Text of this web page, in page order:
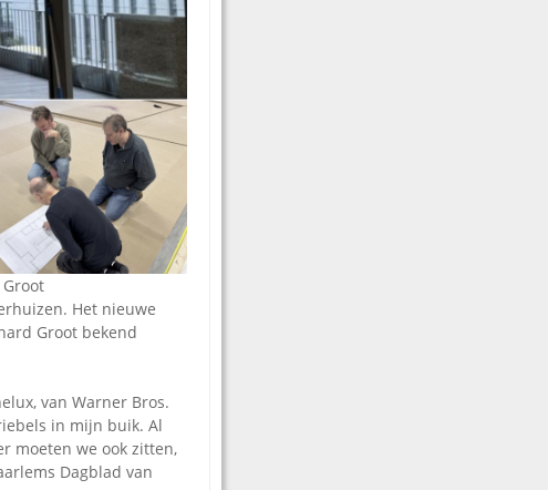
Het nieuwe
Groot bekend
van Warner Bros.
in mijn buik. Al
moeten we ook zitten,
Dagblad van